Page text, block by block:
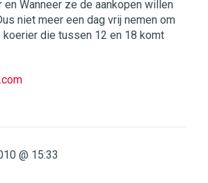
en Wanneer ze de aankopen willen
niet meer een dag vrij nemen om
koerier die tussen 12 en 18 komt
@ 15:33